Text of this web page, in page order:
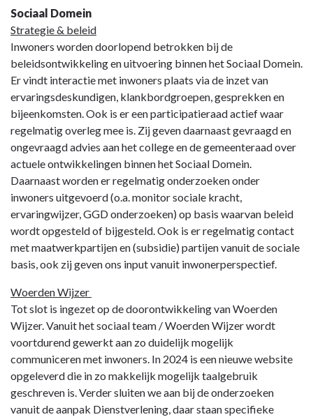
Sociaal Domein
Strategie & beleid
Inwoners worden doorlopend betrokken bij de
beleidsontwikkeling en uitvoering binnen het Sociaal Domein.
Er vindt interactie met inwoners plaats via de inzet van
ervaringsdeskundigen, klankbordgroepen, gesprekken en
bijeenkomsten. Ook is er een participatieraad actief waar
regelmatig overleg mee is. Zij geven daarnaast gevraagd en
ongevraagd advies aan het college en de gemeenteraad over
actuele ontwikkelingen binnen het Sociaal Domein.
Daarnaast worden er regelmatig onderzoeken onder
inwoners uitgevoerd (o.a. monitor sociale kracht,
ervaringwijzer, GGD onderzoeken) op basis waarvan beleid
wordt opgesteld of bijgesteld. Ook is er regelmatig contact
met maatwerkpartijen en (subsidie) partijen vanuit de sociale
basis, ook zij geven ons input vanuit inwonerperspectief.
Woerden Wijzer
Tot slot is ingezet op de doorontwikkeling van Woerden
Wijzer. Vanuit het sociaal team / Woerden Wijzer wordt
voortdurend gewerkt aan zo duidelijk mogelijk
communiceren met inwoners. In 2024 is een nieuwe website
opgeleverd die in zo makkelijk mogelijk taalgebruik
geschreven is. Verder sluiten we aan bij de onderzoeken
vanuit de aanpak Dienstverlening, daar staan specifieke